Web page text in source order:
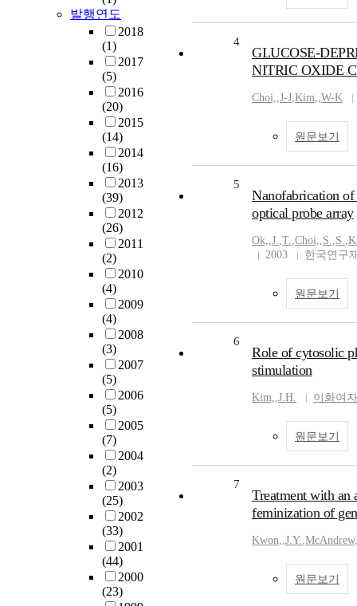
발행연도
2018
(1)
2017
(5)
2016
(20)
2015
(14)
2014
(16)
2013
(39)
2012
(26)
2011
(2)
2010
(4)
2009
(4)
2008
(3)
2007
(5)
2006
(5)
2005
(7)
2004
(2)
2003
(25)
2002
(33)
2001
(44)
2000
(23)
4
GLUCOSE-
NITRIC OXIDE
Choi,,J-J,Kim,,W-K
원문보기
5
Nanofabrication of
optical probe array
Ok,,J.,T.,Choi,,S.,S.,
2003
한국연구
원문보기
6
Role of cytosolic
stimulation
Kim,,J.H. 이화여
원문보기
7
Treatment with an
feminization of
Kwon,,J.Y.,McAndrew,
원문보기